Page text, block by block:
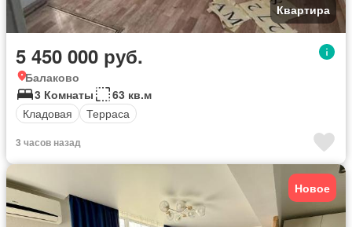
Квартира
5 450 000 руб.
Балаково
3 Комнаты
63 кв.м
Кладовая
Терраса
3 часов назад
Новое